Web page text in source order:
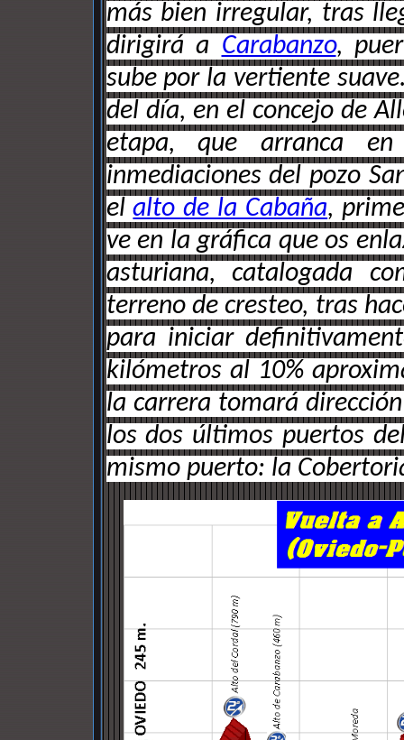
más bien irregular, tras
dirigirá a Carabanzo,
sube por la vertiente
del día, en el concejo de
etapa, que arranca
inmediaciones del pozo
elalto de la Cabaña,
ve en la gráfica que os
asturiana, catalogada
terreno de cresteo, tras
para iniciar
kilómetros al 10%
la carrera tomará
los dos últimos puertos
mismo puerto: la